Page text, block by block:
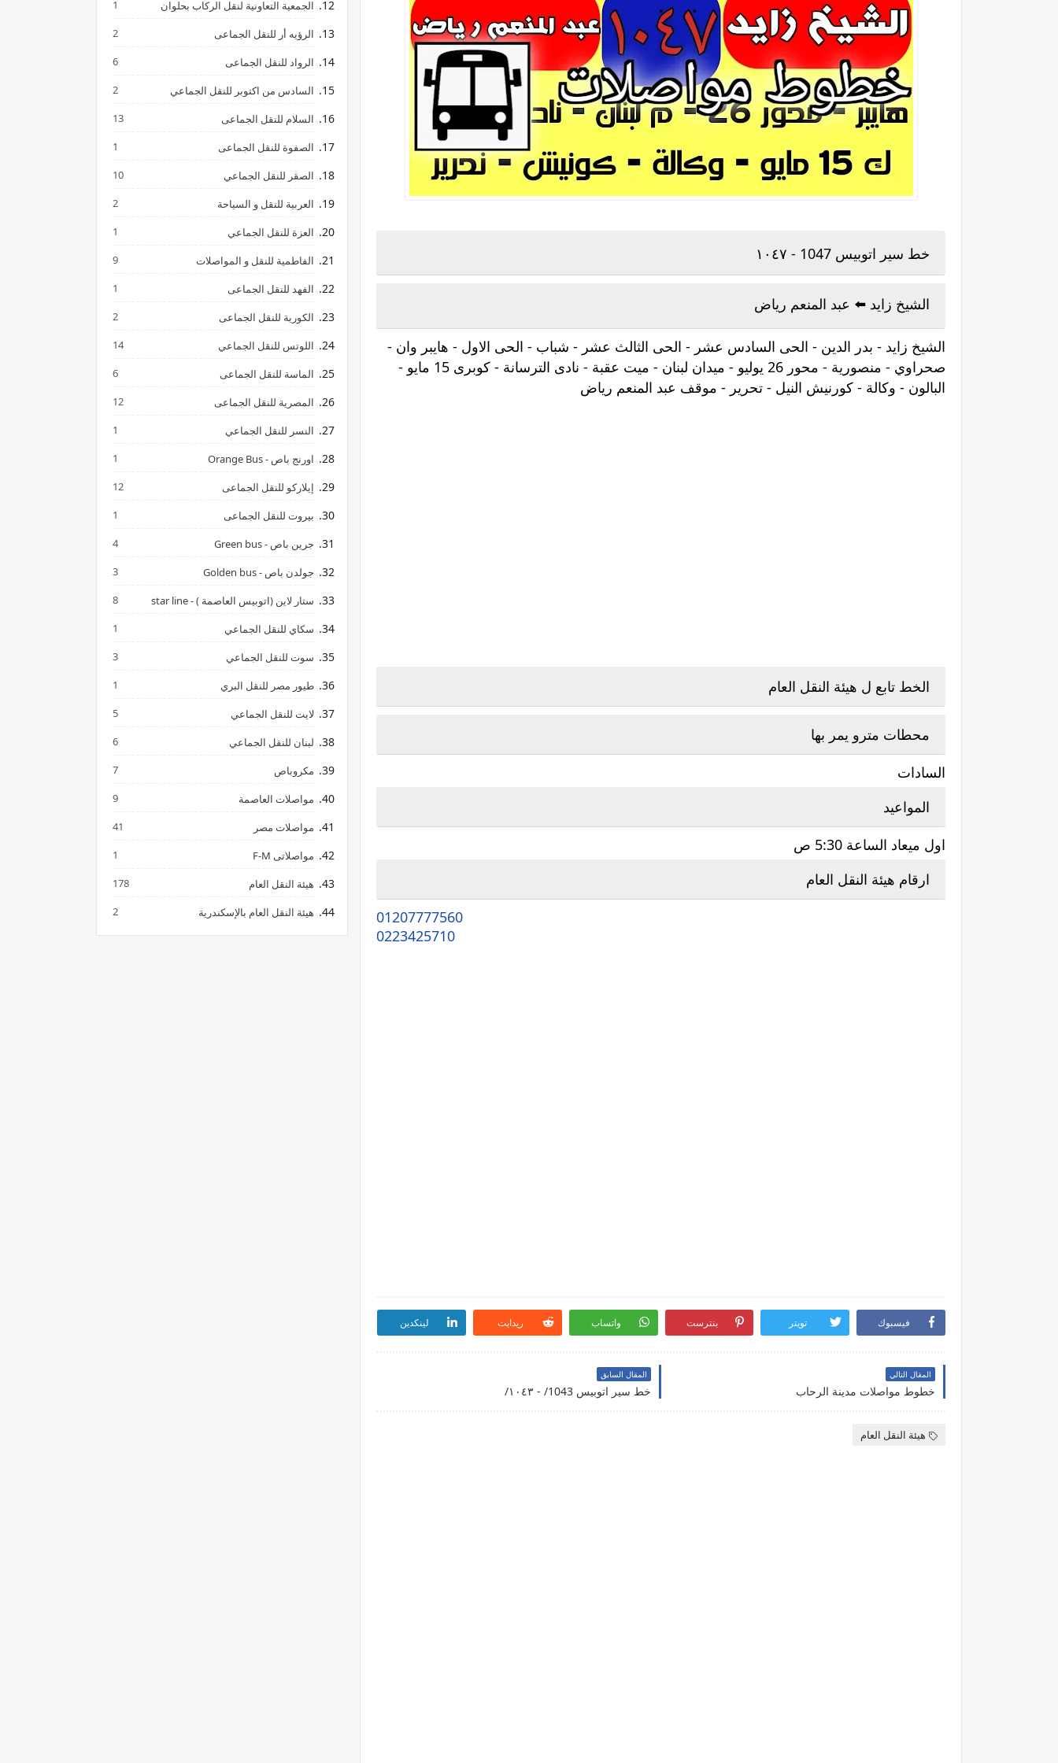
خط سير اتوبيس 1047 - ١٠٤٧
الشيخ زايد ⁦⬅️⁩ عبد المنعم رياض
الشيخ زايد - بدر الدين - الحى السادس عشر - الحى الثالث عشر - شباب - الحى الاول - هايبر وان -
صحراوي - منصورية - محور 26 يوليو - ميدان لبنان - ميت عقبة -
نادى الترسانة - كوبرى 15 مايو -
البالون - وكالة - كورنيش النيل - تحرير - موقف عبد المنعم رياض
الخط تابع ل هيئة النقل العام
محطات مترو يمر بها
السادات
المواعيد
اول ميعاد الساعة 5:30 ص
ارقام هيئة النقل العام
01207777560
0223425710
فيسبوك تويتر بنترست واتساب ريدايت لينكدين
المقال التالي
خطوط مواصلات مدينة الرحاب
المقال السابق
خط سير اتوبيس 1043/ - ١٠٤٣/
هيئة النقل العام
الجمعية التعاونية لنقل الركاب بحلوان 1
الرؤيه أر للنقل الجماعى 2
الرواد للنقل الجماعى 6
السادس من اكتوبر للنقل الجماعي 2
السلام للنقل الجماعى 13
الصفوة للنقل الجماعى 1
الصقر للنقل الجماعي 10
العربية للنقل و السياحة 2
العزة للنقل الجماعي 1
الفاطمية للنقل و المواصلات 9
الفهد للنقل الجماعى 1
الكورية للنقل الجماعى 2
اللوتس للنقل الجماعي 14
الماسة للنقل الجماعى 6
المصرية للنقل الجماعى 12
النسر للنقل الجماعي 1
اورنج باص - Orange Bus 1
إيلاركو للنقل الجماعى 12
بيروت للنقل الجماعى 1
جرين باص - Green bus 4
جولدن باص - Golden bus 3
ستار لاين (اتوبيس العاصمة ) - star line 8
سكاي للنقل الجماعي 1
سوت للنقل الجماعي 3
طيور مصر للنقل البري 1
لايت للنقل الجماعي 5
لبنان للنقل الجماعي 6
مكروباص 7
مواصلات العاصمة 9
مواصلات مصر 41
مواصلاتى F-M 1
هيئة النقل العام 178
هيئة النقل العام بالإسكندرية 2